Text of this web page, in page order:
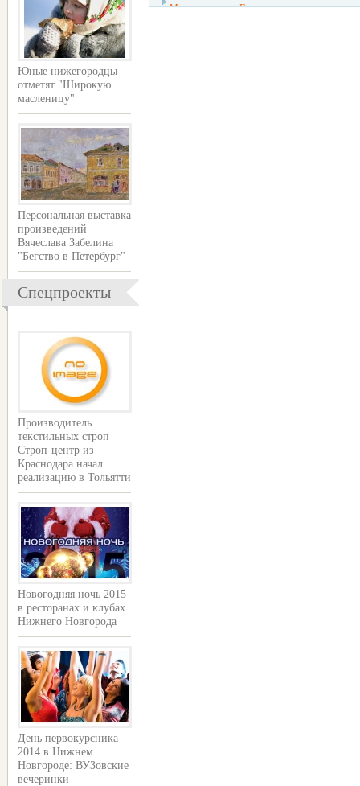
Юные нижегородцы
отметят "Широкую
масленицу"
Персональная выставка
произведений
Вячеслава Забелина
"Бегство в Петербург"
Спецпроекты
Производитель
текстильных строп
Строп-центр из
Краснодара начал
реализацию в Тольятти
Новогодняя ночь 2015
в ресторанах и клубах
Нижнего Новгорода
День первокурсника
2014 в Нижнем
Новгороде: ВУЗовские
вечеринки
Модные показы,Главные новости дня